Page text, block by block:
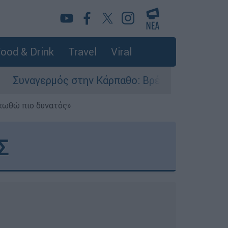
& Drink Travel Viral
στην Κάρπαθο: Βρέθηκαν παλιά
πιο δυνατός»